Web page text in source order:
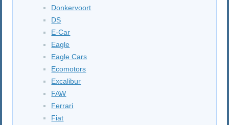
Donkervoort
DS
E-Car
Eagle
Eagle Cars
Ecomotors
Excalibur
FAW
Ferrari
Fiat